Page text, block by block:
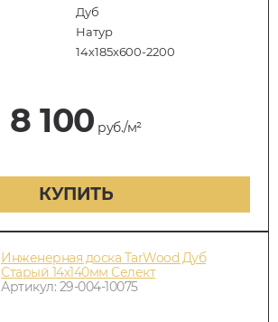
Дуб
Натур
14х185х600-2200
8 100 руб./м²
КУПИТЬ
Инженерная доска TarWood Дуб
Старый 14х140мм Селект
Артикул: 29-004-10075